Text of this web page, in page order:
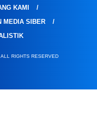
KAMI
MEDIA SIBER
RIGHTS RESERVED